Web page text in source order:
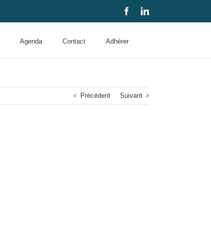
FacebookLinkedIn
Agenda Contact Adhérer
Précédent Suivant